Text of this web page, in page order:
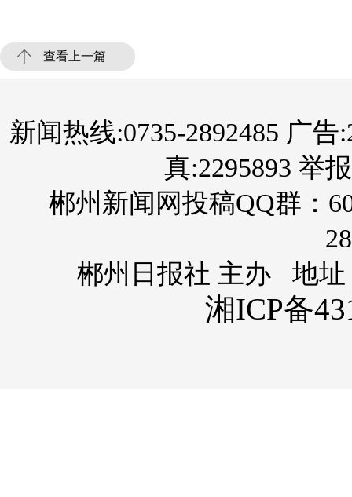
查看上一篇
新闻热线:0735-2892485 广告
真:2295893 举
郴州新闻网投稿QQ群：
郴州日报社 主办 地址
湘ICP备